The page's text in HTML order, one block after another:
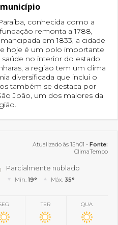
conhecida como a
remonta a 1788,
em 1833, a cidade
hoje é um polo importante
no interior do estado.
a região tem um clima
diversificada que inclui o
também se destaca por
João, um dos maiores da
Atualizado às 15h01 - Fonte:
ClimaTempo
Parcialmente nublado
Mín.19° Máx. 35°
TER QUA